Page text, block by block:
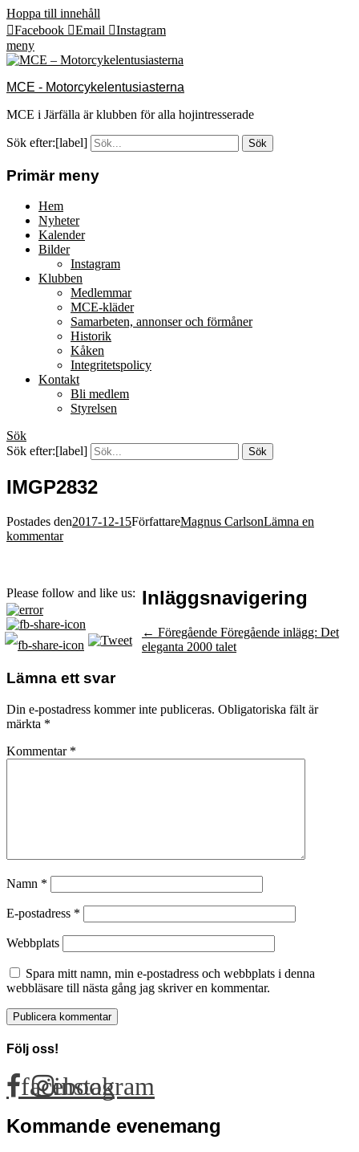
Hoppa till innehåll
Facebook
Email
Instagram
meny
MCE - Motorcykelentusiasterna
MCE i Järfälla är klubben för alla hojintresserade
Sök efter:[label]
Primär meny
Hem
Nyheter
Kalender
Bilder
Instagram
Klubben
Medlemmar
MCE-kläder
Samarbeten, annonser och förmåner
Historik
Kåken
Integritetspolicy
Kontakt
Bli medlem
Styrelsen
Sök
Sök efter:[label]
IMGP2832
Postades den2017-12-15FörfattareMagnus CarlsonLämna en
kommentar
Please follow and like us: Inläggsnavigering
← Föregående Föregående inlägg: Det
eleganta 2000 talet
Lämna ett svar
Din e-postadress kommer inte publiceras. Obligatoriska fält är
märkta *
Kommentar *
Namn *
E-postadress *
Webbplats
Spara mitt namn, min e-postadress och webbplats i denna
webbläsare till nästa gång jag skriver en kommentar.
Följ oss!
facebook
instagram
Kommande evenemang